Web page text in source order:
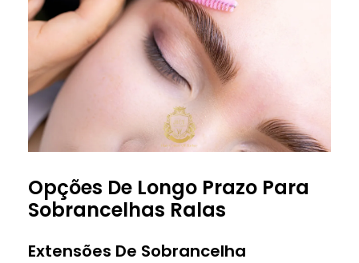
Opções De Longo Prazo Para
Sobrancelhas Ralas
Extensões De Sobrancelha